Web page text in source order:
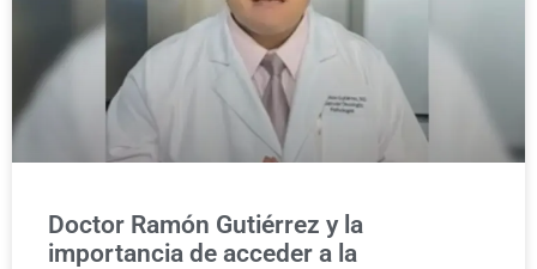
Doctor Ramón Gutiérrez y la
importancia de acceder a la